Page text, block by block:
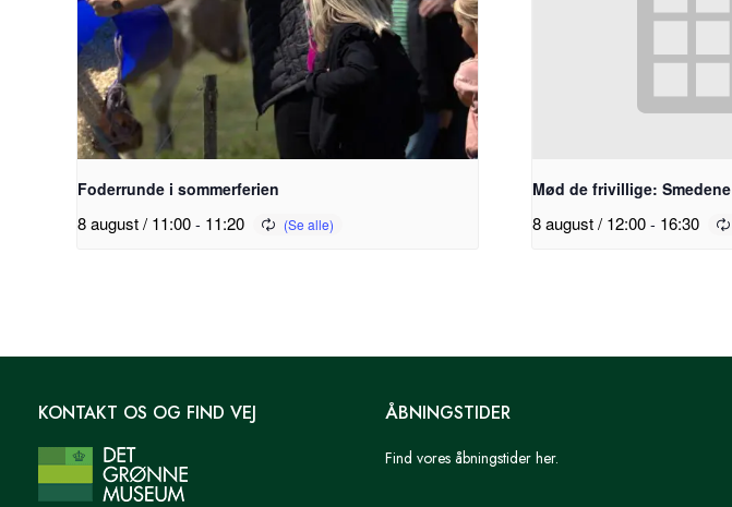
Foderrunde i sommerferien
8 august / 11:00 - 11:20
Mød de frivillige: Smedene
8 august / 12:00 - 16:30
KONTAKT OS OG FIND VEJ ÅBNINGSTIDER
Find vores åbningstider her.